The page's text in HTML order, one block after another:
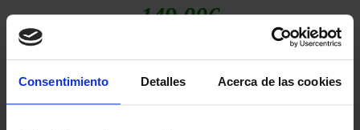
Consentimiento Detalles Acerca de las cookies
149,00€